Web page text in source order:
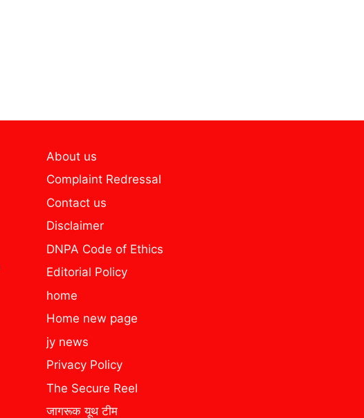
About us
Complaint Redressal
Contact us
Disclaimer
DNPA Code of Ethics
Editorial Policy
home
Home new page
jy news
Privacy Policy
The Secure Reel
जागरूक यूथ टीम